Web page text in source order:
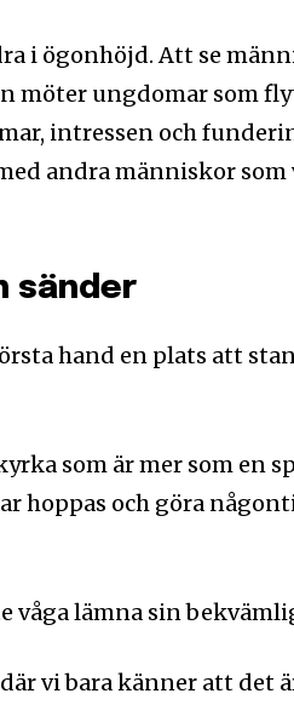
i ögonhöjd. Att se
möter ungdomar som
intressen och
andra människor
sänder
hand en plats att
som är mer som en
hoppas och göra
våga lämna sin
vi bara känner att det